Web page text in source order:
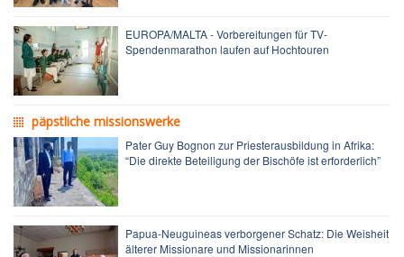
EUROPA/MALTA - Vorbereitungen für TV-
Spendenmarathon laufen auf Hochtouren
päpstliche missionswerke
Pater Guy Bognon zur Priesterausbildung in Afrika:
“Die direkte Beteiligung der Bischöfe ist erforderlich”
Papua-Neuguineas verborgener Schatz: Die Weisheit
älterer Missionare und Missionarinnen